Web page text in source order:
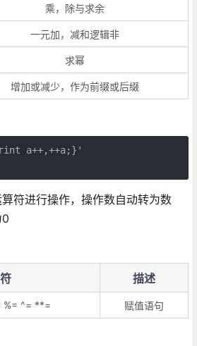
乘，除与求余
一元加，减和逻辑非
求幂
增加或减少，作为前缀或后缀
a++,++a;}'
符进行操作，操作数自动转为数
描述
^= **= 赋值语句